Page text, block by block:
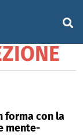
forma con la
mente-